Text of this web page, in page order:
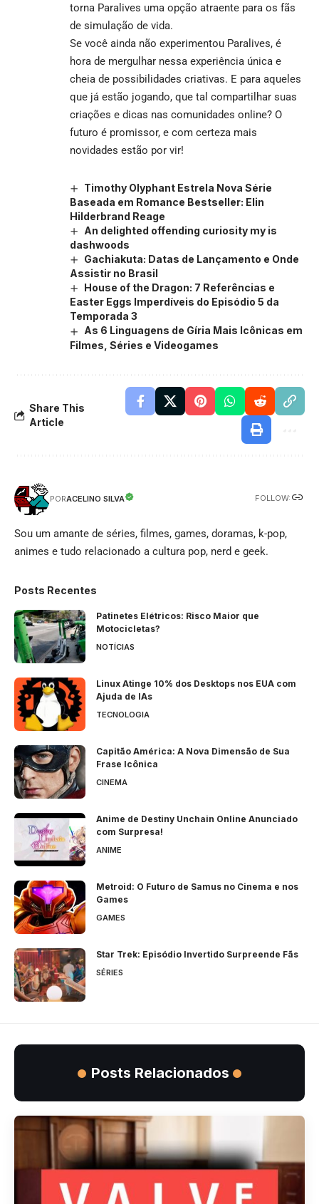
torna Paralives uma opção atraente para os fãs
de simulação de vida.
Se você ainda não experimentou Paralives, é
hora de mergulhar nessa experiência única e
cheia de possibilidades criativas. E para aqueles
que já estão jogando, que tal compartilhar suas
criações e dicas nas comunidades online? O
futuro é promissor, e com certeza mais
novidades estão por vir!
Timothy Olyphant Estrela Nova Série
Baseada em Romance Bestseller: Elin
Hilderbrand Reage
An delighted offending curiosity my is
dashwoods
Gachiakuta: Datas de Lançamento e Onde
Assistir no Brasil
House of the Dragon: 7 Referências e
Easter Eggs Imperdíveis do Episódio 5 da
Temporada 3
As 6 Linguagens de Gíria Mais Icônicas em
Filmes, Séries e Videogames
Share This
Article
PORACELINO SILVA FOLLOW:
Sou um amante de séries, filmes, games, doramas, k-pop,
animes e tudo relacionado a cultura pop, nerd e geek.
Posts Recentes
Patinetes Elétricos: Risco Maior que
Motocicletas?
NOTÍCIAS
Linux Atinge 10% dos Desktops nos EUA com
Ajuda de IAs
TECNOLOGIA
Capitão América: A Nova Dimensão de Sua
Frase Icônica
CINEMA
Anime de Destiny Unchain Online Anunciado
com Surpresa!
ANIME
Metroid: O Futuro de Samus no Cinema e nos
Games
GAMES
Star Trek: Episódio Invertido Surpreende Fãs
SÉRIES
Posts Relacionados